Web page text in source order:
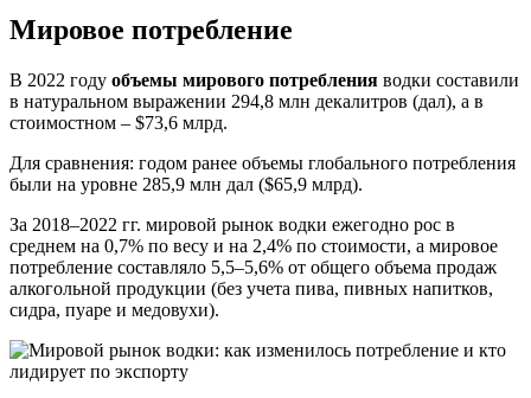
Мировое потребление
В 2022 году объемы мирового потребления водки составили
в натуральном выражении 294,8 млн декалитров (дал), а в
стоимостном – $73,6 млрд.
Для сравнения: годом ранее объемы глобального потребления
были на уровне 285,9 млн дал ($65,9 млрд).
За 2018–2022 гг. мировой рынок водки ежегодно рос в
среднем на 0,7% по весу и на 2,4% по стоимости, а мировое
потребление составляло 5,5–5,6% от общего объема продаж
алкогольной продукции (без учета пива, пивных напитков,
сидра, пуаре и медовухи).